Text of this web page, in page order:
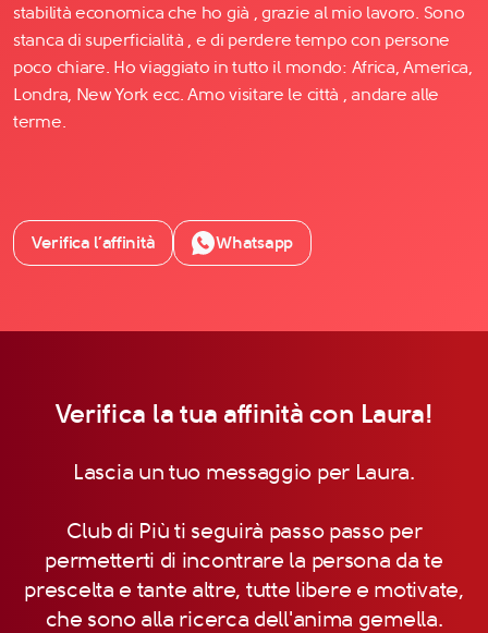
stabilità economica che ho già , grazie al mio lavoro. Sono
stanca di superficialità , e di perdere tempo con persone
poco chiare. Ho viaggiato in tutto il mondo: Africa, America,
Londra, New York ecc. Amo visitare le città , andare alle
terme.
Verifica l’affinità Whatsapp
Verifica la tua affinità con Laura!
Lascia un tuo messaggio per Laura.
Club di Più ti seguirà passo passo per
permetterti di incontrare la persona da te
prescelta e tante altre, tutte libere e motivate,
che sono alla ricerca dell'anima gemella.